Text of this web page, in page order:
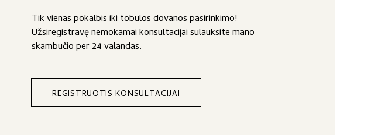
Tik vienas pokalbis iki tobulos dovanos pasirinkimo!
Užsiregistravę nemokamai konsultacijai sulauksite mano
skambučio per 24 valandas.
REGISTRUOTIS KONSULTACIJAI